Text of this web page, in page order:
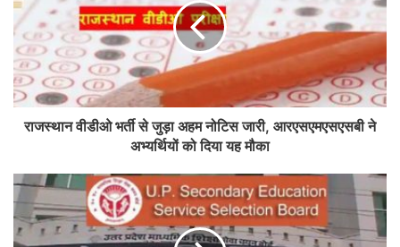
राजस्थान वीडीओ भर्ती से जुड़ा अहम नोटिस जारी, आरएसएमएसएसबी ने
अभ्यर्थियों को दिया यह मौका